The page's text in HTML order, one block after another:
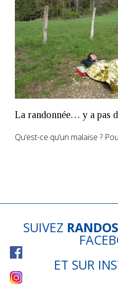
La randonnée… y a pas
Qu’est-ce qu’un malaise ?
SUIVEZ
ET SUR